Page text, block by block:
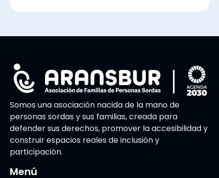
Somos una asociación nacida de la mano de
personas sordas y sus familias, creada para
defender sus derechos, promover la accesibilidad y
construir espacios reales de inclusión y
participación.
Menú